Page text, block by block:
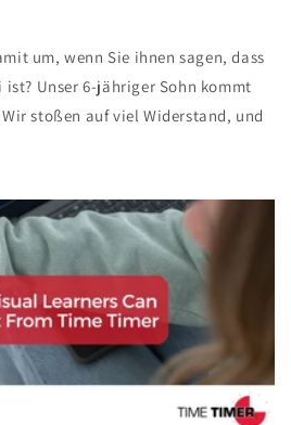
um, wenn Sie ihnen sagen, dass
Unser 6-jähriger Sohn kommt
stoßen auf viel Widerstand, und